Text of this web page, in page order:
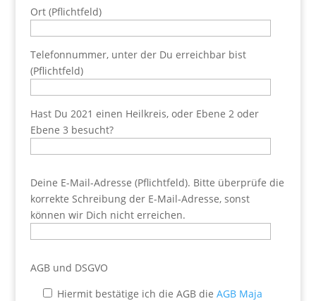
Ort (Pflichtfeld)
Telefonnummer, unter der Du erreichbar bist
(Pflichtfeld)
Hast Du 2021 einen Heilkreis, oder Ebene 2 oder
Ebene 3 besucht?
Deine E-Mail-Adresse (Pflichtfeld). Bitte überprüfe die
korrekte Schreibung der E-Mail-Adresse, sonst
können wir Dich nicht erreichen.
AGB und DSGVO
Hiermit bestätige ich die AGB die AGB Maja